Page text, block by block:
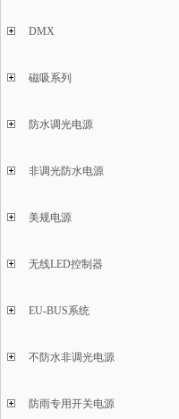
DMX
磁吸系列
防水调光电源
非调光防水电源
美规电源
无线LED控制器
EU-BUS系统
不防水非调光电源
防雨专用开关电源